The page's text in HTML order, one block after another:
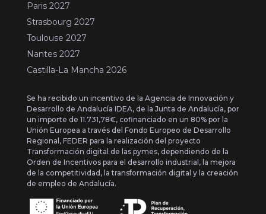
Paris 2027
Strasbourg 2027
Toulouse 2027
Nantes 2027
Castilla-La Mancha 2026
Se ha recibido un incentivo de la Agencia de Innovación y
Desarrollo de Andalucía IDEA, de la Junta de Andalucía, por
un importe de 11.731,78€, cofinanciado en un 80% por la
Unión Europea a través del Fondo Europeo de Desarrollo
Regional, FEDER para la realización del proyecto
Transformación digital de las pymes, dependiendo de la
Orden de Incentivos para el desarrollo industrial, la mejora
de la competitividad, la transformación digital y la creación
de empleo de Andalucía.